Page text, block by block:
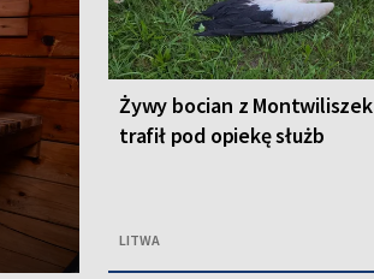
Żywy bocian z Montwiliszek
trafił pod opiekę służb
LITWA